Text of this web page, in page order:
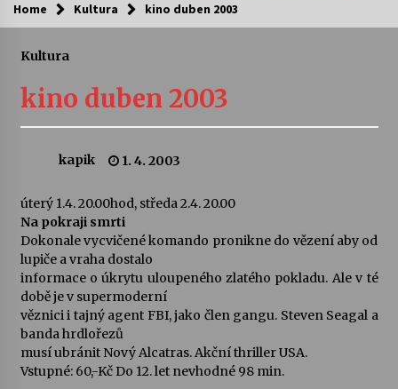
Kam za kulturou?
Sukuba Ensemble
4. 8. 2026
Vernisáž výstavy Josefíny Duškové: Stávám se
kapkou
Veselí muzikanti
30. 7. 2026
Pozvánka na integrační festival Quijotova
šedesátka: 28. 7.–1. 8. 2026
28. 7. 2026
Home Kultura kino duben 2003
Kultura
kino duben 2003
kapik 1. 4. 2003
úterý 1.4. 20.00hod, středa 2.4. 20.00
Na pokraji smrti
Dokonale vycvičené komando pronikne do vězení aby od
lupiče a vraha dostalo
informace o úkrytu uloupeného zlatého pokladu. Ale v té
době je v supermoderní
věznici i tajný agent FBI, jako člen gangu. Steven Seagal a
banda hrdlořezů
musí ubránit Nový Alcatras. Akční thriller USA.
Vstupné: 60,-Kč Do 12. let nevhodné 98 min.